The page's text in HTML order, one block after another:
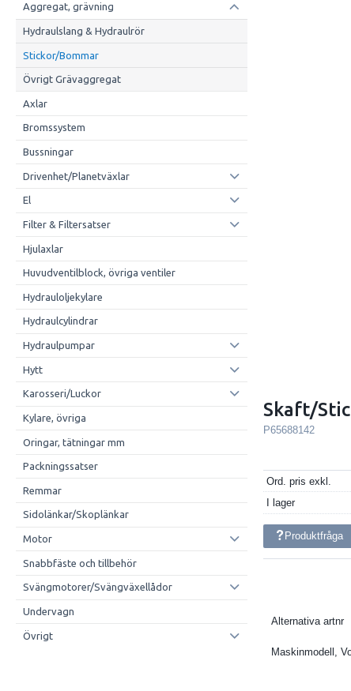
Aggregat, grävning
Hydraulslang & Hydraulrör
Stickor/Bommar
Övrigt Grävaggregat
Axlar
Bromssystem
Bussningar
Drivenhet/Planetväxlar
El
Filter & Filtersatser
Hjulaxlar
Huvudventilblock, övriga ventiler
Hydrauloljekylare
Hydraulcylindrar
Hydraulpumpar
Hytt
Karosseri/Luckor
Kylare, övriga
Oringar, tätningar mm
Packningssatser
Remmar
Sidolänkar/Skoplänkar
Motor
Snabbfäste och tillbehör
Svängmotorer/Svängväxellådor
Undervagn
Övrigt
Skaft/
P65688142
Ord. pris exkl.
I lager
Produktfråga
Alternativa artnr
Maskinmodell,